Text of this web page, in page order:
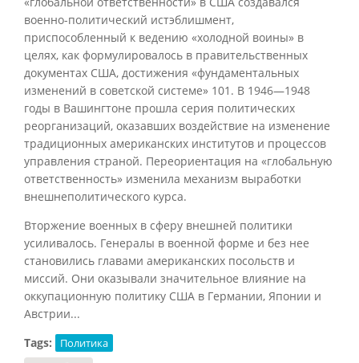
военно-политический истэблишмент,
приспособленный к ведению «холодной воины» в
целях, как формулировалось в правительственных
документах США, достижения «фундаментальных
изменений в советской системе» 101 . В 1946—1948
годы в Вашингтоне прошла серия политических
реорганизаций, оказавших воздействие на изменение
традиционных американских институтов и процессов
управления страной. Переориентация на «глобальную
ответственность» изменила механизм выработки
внешнеполитического курса.
Вторжение военных в сферу внешней политики
усиливалось. Генералы в военной форме и без нее
становились главами американских посольств и
миссий. Они оказывали значительное влияние на
оккупационную политику США в Германии, Японии и
Австрии...
Tags:
Политика